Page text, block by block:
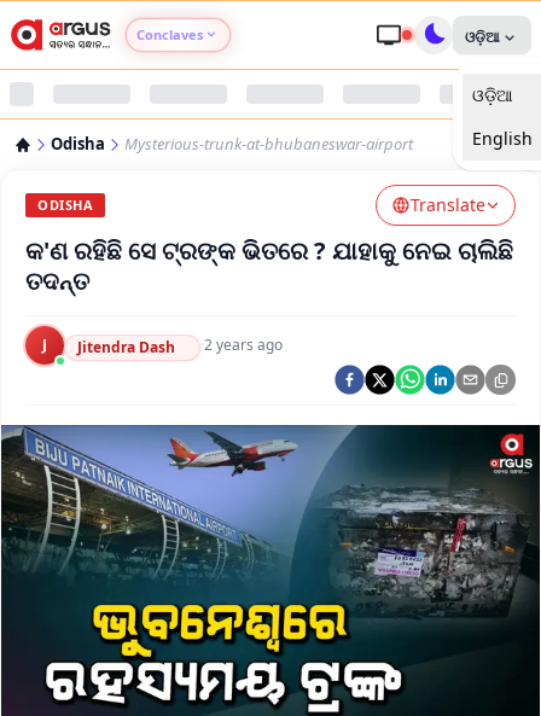
Conclaves
Argus Swaad Odisha
ଓଡ଼ିଆ
ଓଡ଼ିଆ
English
Odisha Mysterious-trunk-at-bhubaneswar-airport
ODISHA Translate
କ'ଣ ରହିଛି ସେ ଟ୍ରଙ୍କ ଭିତରେ ? ଯାହାକୁ ନେଇ ଚାଲିଛି
ତଦନ୍ତ
J Jitendra Dash ·2 years ago